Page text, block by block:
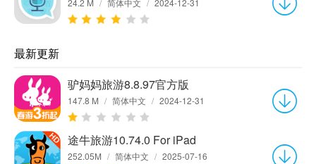
最新更新
驴妈妈旅游8.8.97官方版
147.8 M / 简体中文 / 2024-12-31
途牛旅游10.74.0 For iPad
252.05M / 简体中文 / 2025-07-16